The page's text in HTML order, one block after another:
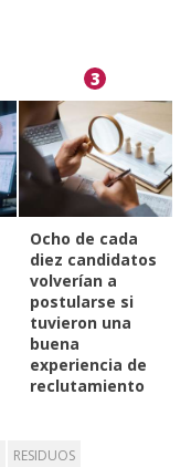
3
Ocho de cada
diez candidatos
volverían a
postularse si
tuvieron una
buena
experiencia de
reclutamiento
RESIDUOS